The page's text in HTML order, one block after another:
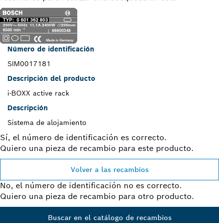
Número de identificación
SIM0017181
Descripción del producto
i-BOXX active rack
Descripción
Sistema de alojamiento
Sí, el número de identificación es correcto.
Quiero una pieza de recambio para este producto.
Volver a las recambios
No, el número de identificación no es correcto.
Quiero una pieza de recambio para otro producto.
Buscar en el catálogo de recambios